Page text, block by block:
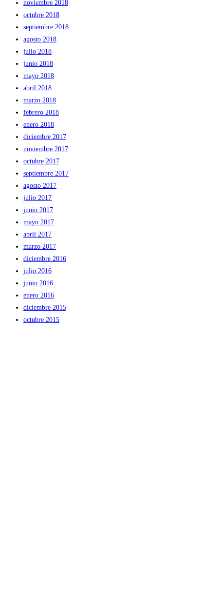
noviembre 2018
octubre 2018
septiembre 2018
agosto 2018
julio 2018
junio 2018
mayo 2018
abril 2018
marzo 2018
febrero 2018
enero 2018
diciembre 2017
noviembre 2017
octubre 2017
septiembre 2017
agosto 2017
julio 2017
junio 2017
mayo 2017
abril 2017
marzo 2017
diciembre 2016
julio 2016
junio 2016
enero 2016
diciembre 2015
octubre 2015